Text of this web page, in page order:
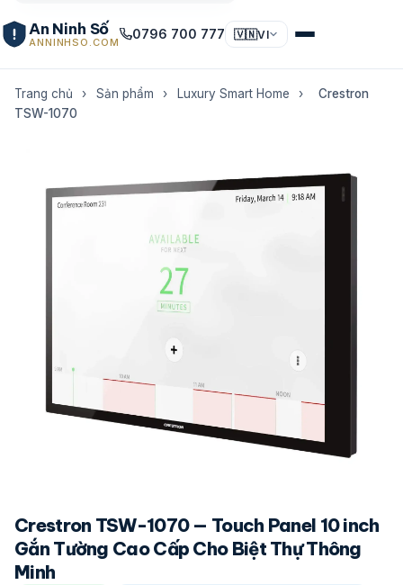
An Ninh Số
ANNINHSO.COM
0796 700 777 🇻🇳VI
Trang chủ › Sản phẩm › Luxury Smart Home ›
Crestron
TSW-1070
Crestron TSW-1070 — Touch Panel 10 inch
Gắn Tường Cao Cấp Cho Biệt Thự Thông
Minh